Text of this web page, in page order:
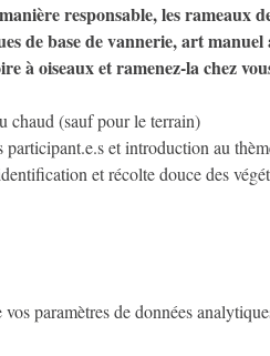
responsable, les rameaux
de base de vannerie, art manuel
à oiseaux et ramenez-la chez
chaud (sauf pour le terrain)
et introduction au
et récolte douce des
paramètres de données